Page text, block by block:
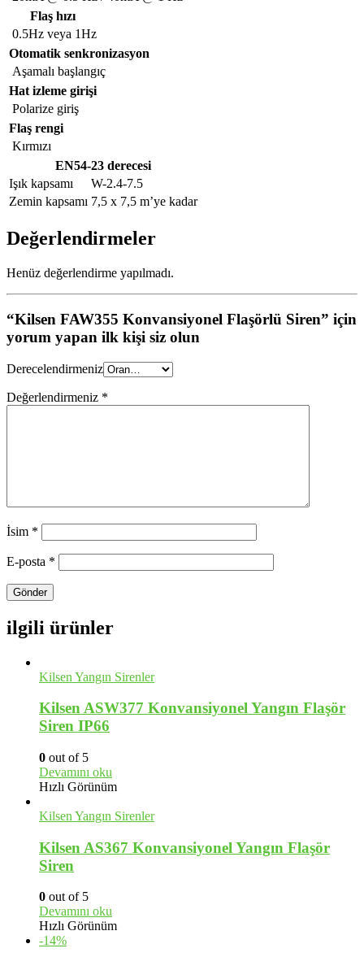
Flaş hızı
0.5Hz veya 1Hz
Otomatik senkronizasyon
Aşamalı başlangıç
Hat izleme girişi
Polarize giriş
Flaş rengi
Kırmızı
EN54-23 derecesi
Işık kapsamı
W-2.4-7.5
Zemin kapsamı 7,5 x 7,5 m’ye kadar
Değerlendirmeler
Henüz değerlendirme yapılmadı.
“Kilsen FAW355 Konvansiyonel Flaşörlü Siren” için
yorum yapan ilk kişi siz olun
Derecelendirmeniz
Değerlendirmeniz *
İsim *
E-posta *
ilgili ürünler
Kilsen Yangın Sirenler
Kilsen ASW377 Konvansiyonel Yangın Flaşör
Siren IP66
0 out of 5
Devamını oku
Hızlı Görünüm
Kilsen Yangın Sirenler
Kilsen AS367 Konvansiyonel Yangın Flaşör
Siren
0 out of 5
Devamını oku
Hızlı Görünüm
-14%